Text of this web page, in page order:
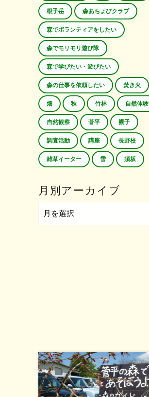
根子岳 森あちょびクラブ
森でボランティアをしたい
森でモリモリ遊び隊
森で学びたい・遊びたい
森の仕事を依頼したい 焚き火
畑 秋 竹林 自然体験
自然観察 菅平 親子
調査活動 講座 長野校
雑草イーター 雪 須坂
月別アーカイブ